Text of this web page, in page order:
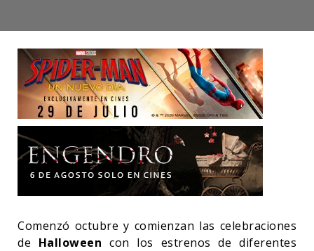
Comenzó octubre y comienzan las celebraciones
de Halloween con los estrenos de diferentes